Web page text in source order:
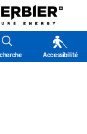
Accessibilité